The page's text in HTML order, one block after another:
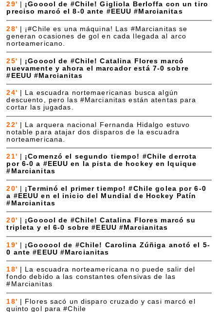
29'
¡Gooool de #Chile! Gigliola Berloffa con un tiro
preciso marcó el 8-0 ante #EEUU #Marcianitas
28'
¡#Chile es una máquina! Las #Marcianitas se
generan ocasiones de gol en cada llegada al arco
norteamericano.
25' | ¡Gooool de #Chile! Catalina Flores marcó
nuevamente y ahora el marcador está 7-0 sobre
#EEUU #Marcianitas
24'
La escuadra nortemaericanas busca algún
descuento, pero las #Marcianitas están atentas para
cortar las jugadas.
22' | La arquera nacional Fernanda Hidalgo estuvo
notable para atajar dos disparos de la escuadra
norteamericana.
21'
¡Comenzó el segundo tiempo! #Chile derrota
por 6-0 a #EEUU en la pista de hockey en Iquique
#Marcianitas
20'
¡Terminó el primer tiempo! #Chile golea por 6-0
a #EEUU en el inicio del Mundial de Hockey Patín
#Marcianitas
20'
¡Gooool de #Chile! Catalina Flores marcó su
tripleta y el 6-0 sobre #EEUU #Marcianitas
19'
¡Goooool de #Chile! Carolina Zúñiga anotó el 5-
0 ante #EEUU #Marcianitas
18'
La escuadra norteamericana no puede salir del
fondo debido a las constantes ofensivas de las
#Marcianitas
18'
Flores sacó un disparo cruzado y casi marcó el
quinto gol para #Chile